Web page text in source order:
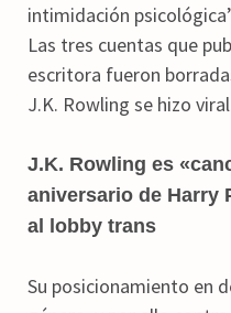
intimidación
Las tres cuentas que
escritora fueron
J.K. Rowling se hizo
J.K. Rowling es
aniversario de Harry
al lobby trans
Su posicionamiento en